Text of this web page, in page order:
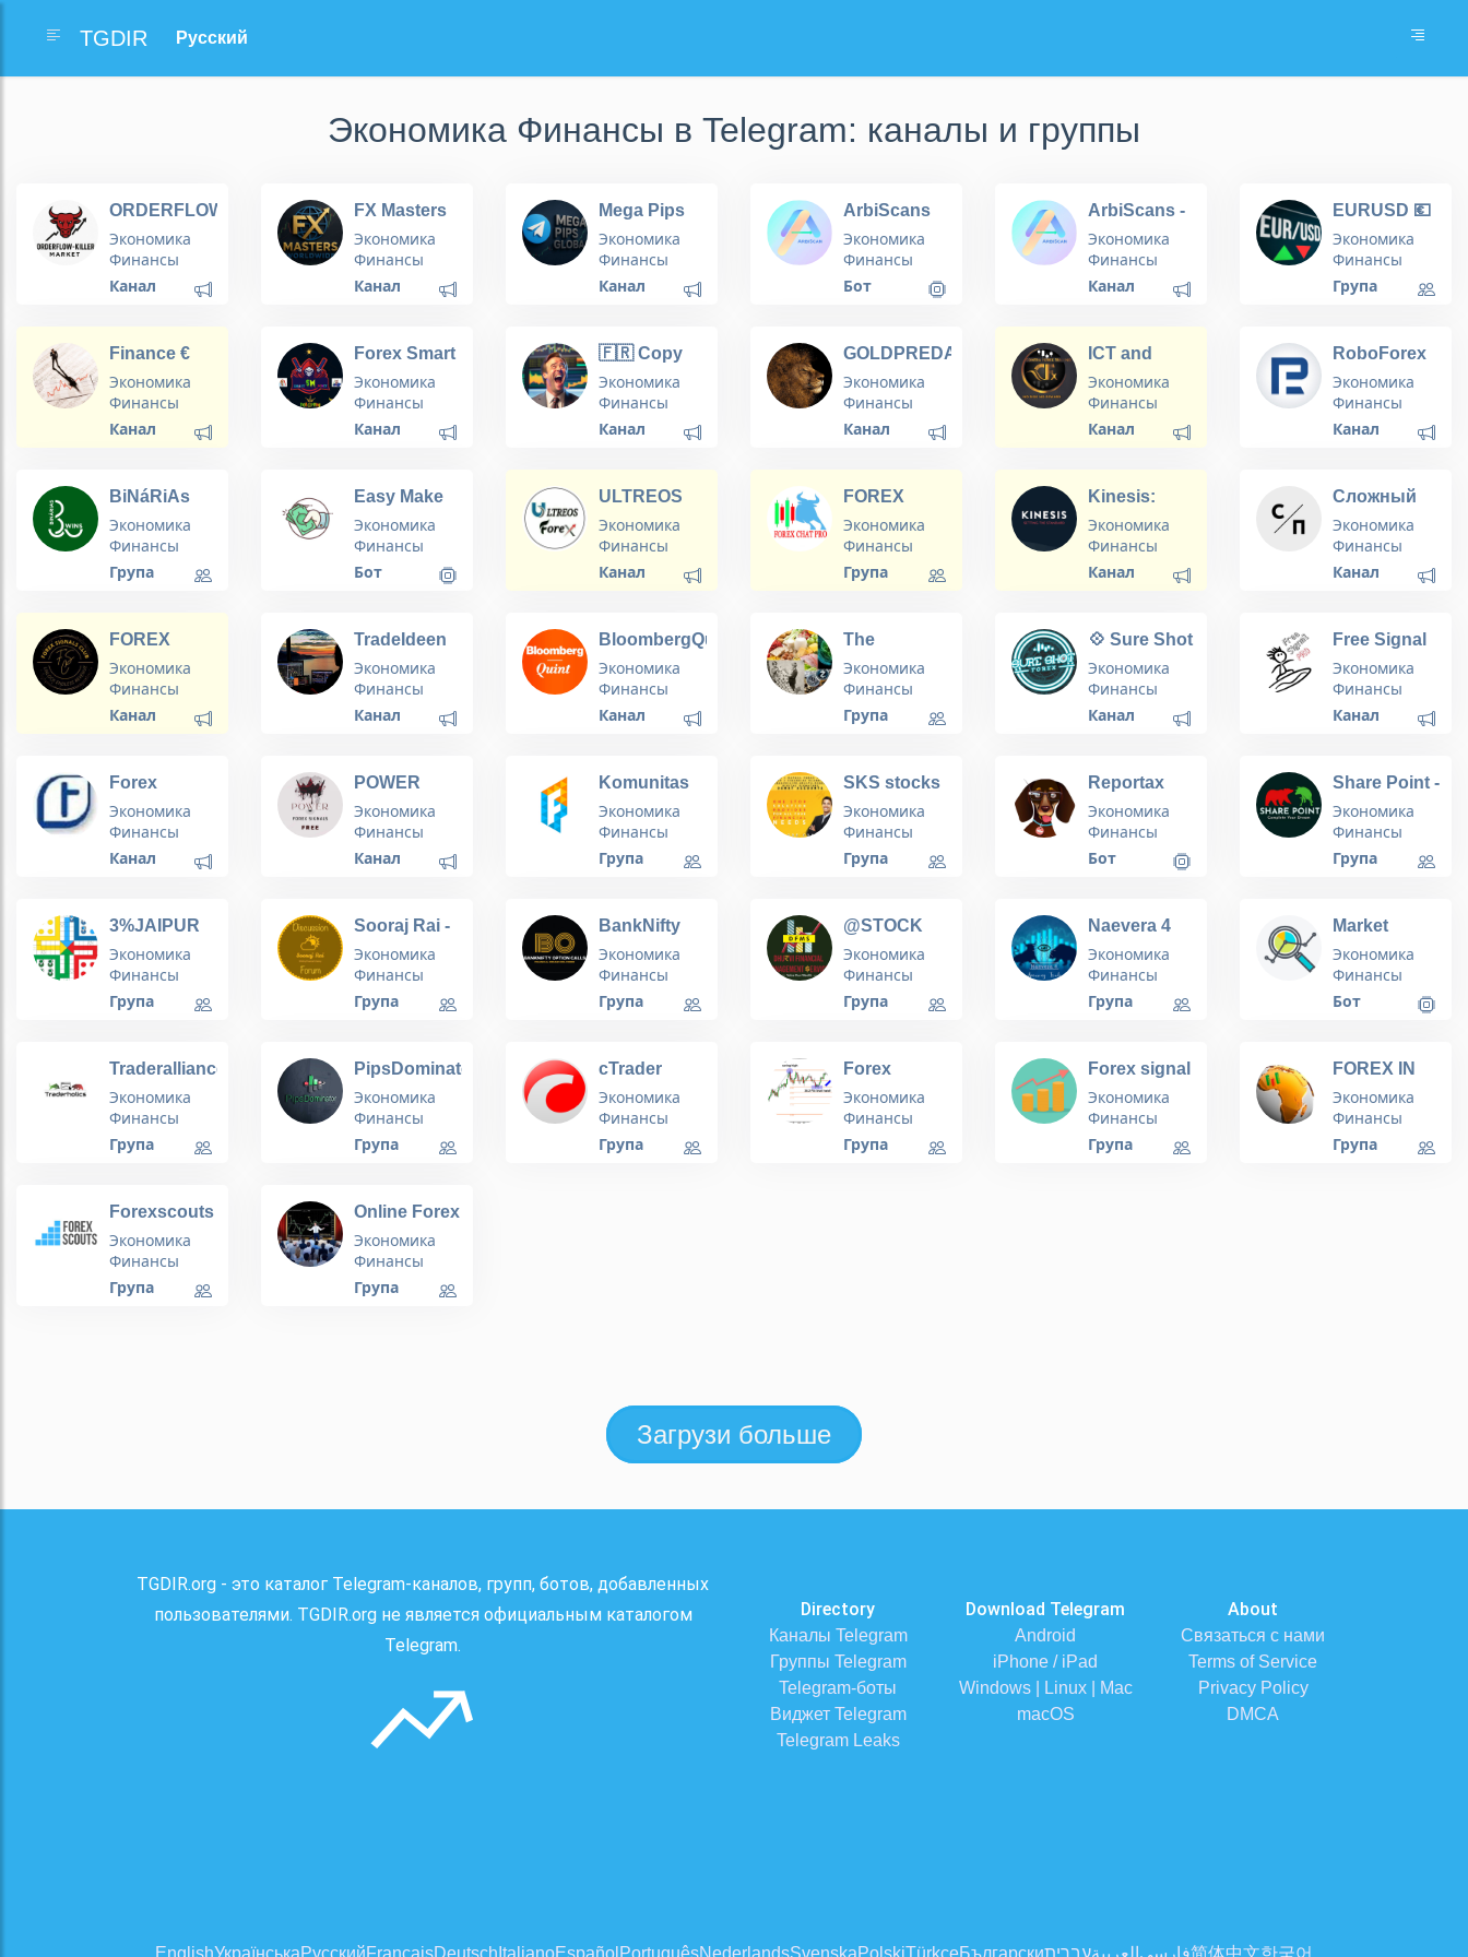
TGDIR
Экономика Финансы в Telegram: каналы и группы
ORDERFLOW-
Killer Market
Экономика
Финансы
Канал
FX Masters
Worldwide
Экономика
Финансы
Канал
Mega Pips
Global
Экономика
Финансы
Канал
ArbiScans
Экономика
Финансы
Бот
ArbiScans -
Official
Channel
Экономика
Финансы
Канал
EURUSD 💶
RATE
Экономика
Финансы
Група
Finance €
Investissement
Экономика
Финансы
Канал
Forex Smart
Money
Kings
Экономика
Финансы
Канал
🇫🇷 Copy
Trading
France 🇫🇷
de Revenus
Auto
(Copytrade)
Экономика
Финансы
Канал
GOLDPREDATOR
🦁
Экономика
Финансы
Канал
ICT and
BTMM :
Contra Fx
Journal
Экономика
Финансы
Канал
RoboForex
Official
Экономика
Финансы
Канал
BiNáRiAs
WiNs(FREE)
- Sinais Free,
Copy, Grupo
Tendência,
Notícias,
Scripts e
🥰💰🤑
Экономика
Финансы
Група
Easy Make
Money
Online (Make
Online 💰)
Экономика
Финансы
Бот
ULTREOS
FOREX -
BEST
SIGNALS
Экономика
Финансы
Канал
FOREX
CHAT PRO -
Live Free
Signals - VIP
Telegram
Экономика
Финансы
Група
Kinesis:
Gold as
Money
Экономика
Финансы
Канал
Сложный
Процент
Экономика
Финансы
Канал
FOREX
SIGNAL
CLUB🔱
Экономика
Финансы
Канал
TradeIdeen
Экономика
Финансы
Канал
BloombergQuint
Экономика
Финансы
Канал
The
Paradigm
Shift Group
Экономика
Финансы
Група
💠 Sure Shot
Forex 💠
Экономика
Финансы
Канал
Free Signal
Pro
Экономика
Финансы
Канал
Forex
Technical
Analysis &
Экономика
Финансы
Канал
POWER
FOREX
SIGNALS
Экономика
Финансы
Канал
Komunitas
Finansialku
Экономика
Финансы
Група
SKS stocks
Экономика
Финансы
Група
Reportax
Экономика
Финансы
Бот
Share Point -
Complete
Your Dream
Экономика
Финансы
Група
3%JAIPUR
LUDO
GROUP
Экономика
Финансы
Група
Sooraj Rai -
Charts Bank
Экономика
Финансы
Група
BankNifty
Option Calls
Экономика
Финансы
Група
@STOCK
TRADER
Экономика
Финансы
Група
Naevera 4
Amazing
Trade
Экономика
Финансы
Група
Market
Assistant
Экономика
Финансы
Бот
Traderalliance
Экономика
Финансы
Група
PipsDominator
Forex
Signals and
Forum
Экономика
Финансы
Група
cTrader
Official
Экономика
Финансы
Група
Forex
Trading Hub
Экономика
Финансы
Група
Forex signal
club - group
Экономика
Финансы
Група
FOREX IN
AFRICA
Экономика
Финансы
Група
Forexscouts
Экономика
Финансы
Група
Online Forex
Seminar
Экономика
Финансы
Група
Загрузи больше
TGDIR.org - это каталог Telegram-каналов, групп, ботов, добавленных
пользователями. TGDIR.org не является официальным каталогом
Telegram.
Directory
Каналы Telegram
Группы Telegram
Telegram-боты
Виджет Telegram
Telegram Leaks
Download Telegram
Android
iPhone / iPad
Windows | Linux | Mac
macOS
About
Связаться с нами
Terms of Service
Privacy Policy
DMCA
EnglishУкраїнськаРусскийFrançaisDeutsch ItalianoEspañol PortuguêsNederlandsSvenskaPolskiTürkçeБългарскиעבריתالعربية فارسی简体中文한국어